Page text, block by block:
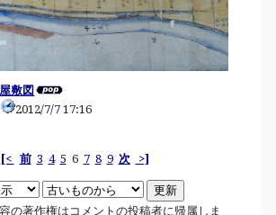
敷図
2012/7/7 17:16
[< 前 3 4 5 6 7 8 9 次 >]
の著作権はコメントの投稿者に帰属しま